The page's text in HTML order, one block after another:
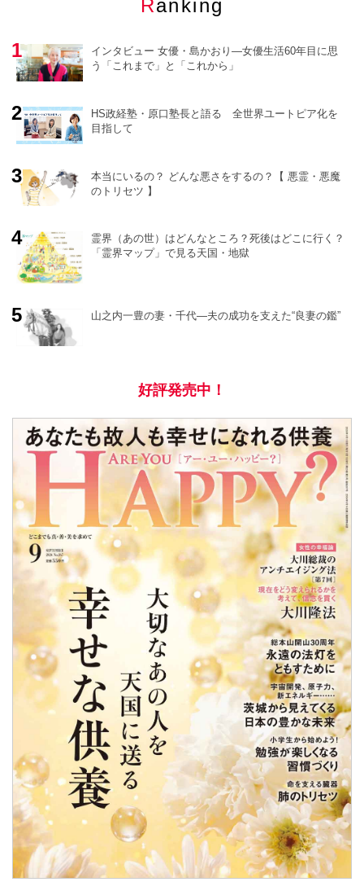
Ranking
インタビュー 女優・島かおり―女優生活60年目に思
う「これまで」と「これから」
HS政経塾・原口塾長と語る 全世界ユートピア化を
目指して
本当にいるの？ どんな悪さをするの？【 悪霊・悪魔
のトリセツ 】
霊界（あの世）はどんなところ？死後はどこに行く？
「霊界マップ」で見る天国・地獄
山之内一豊の妻・千代―夫の成功を支えた“良妻の鑑”
好評発売中！